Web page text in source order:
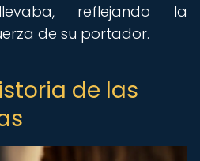
reflejando la
de su portador.
de las